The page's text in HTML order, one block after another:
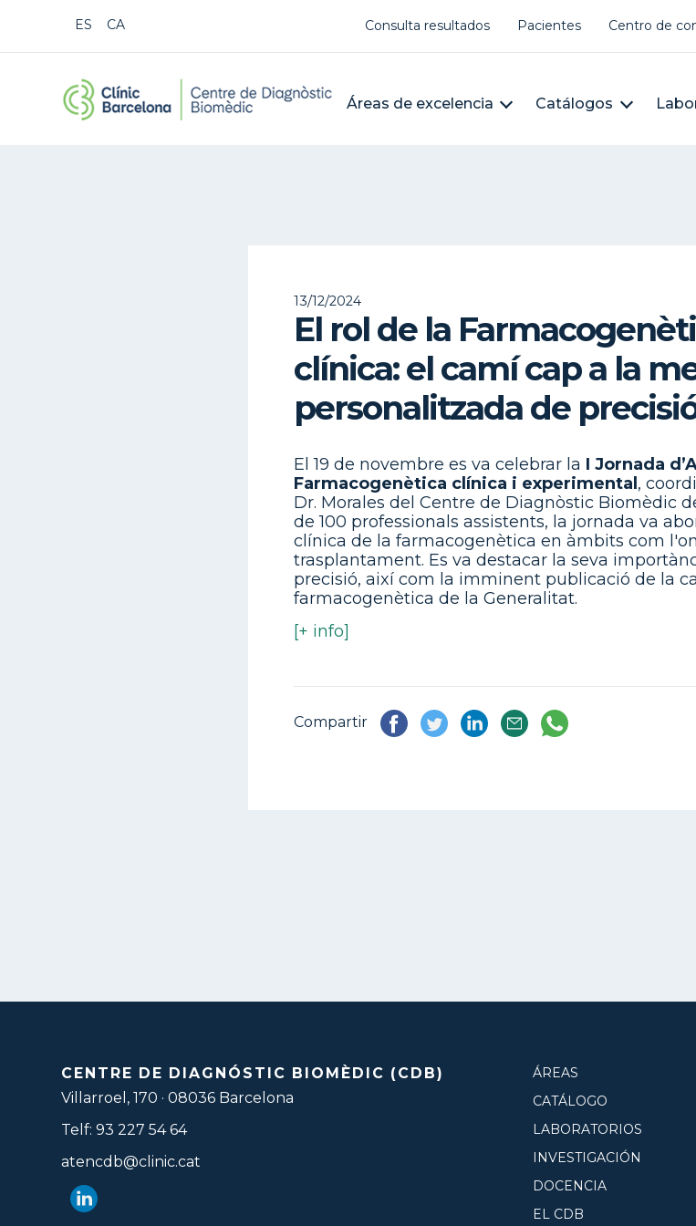
ESPAÑOL
CATALÀ User account
Consulta resultados Pacientes Centro de
Main navigation
Áreas de excelencia Catálogos
13/12/2024
El rol de la
clínica: el camí cap a la
personalitzada de
El 19 de novembre es va celebrar la I Jornada
Farmacogenètica clínica i experimental ,
Dr. Morales del Centre de Diagnòstic Biomèdic
de 100 professionals assistents, la jornada va
clínica de la farmacogenètica en àmbits com
trasplantament. Es va destacar la seva
precisió, així com la imminent publicació de la
farmacogenètica de la Generalitat.
[+ info]
Compartir
CENTRE DE DIAGNÓSTIC BIOMÈDIC (CDB)
Villarroel, 170 · 08036 Barcelona
Telf: 93 227 54 64
atencdb@clinic.cat
ÁREAS
CATÁLOGO
LABORATORIOS
INVESTIGACIÓN
DOCENCIA
EL CDB